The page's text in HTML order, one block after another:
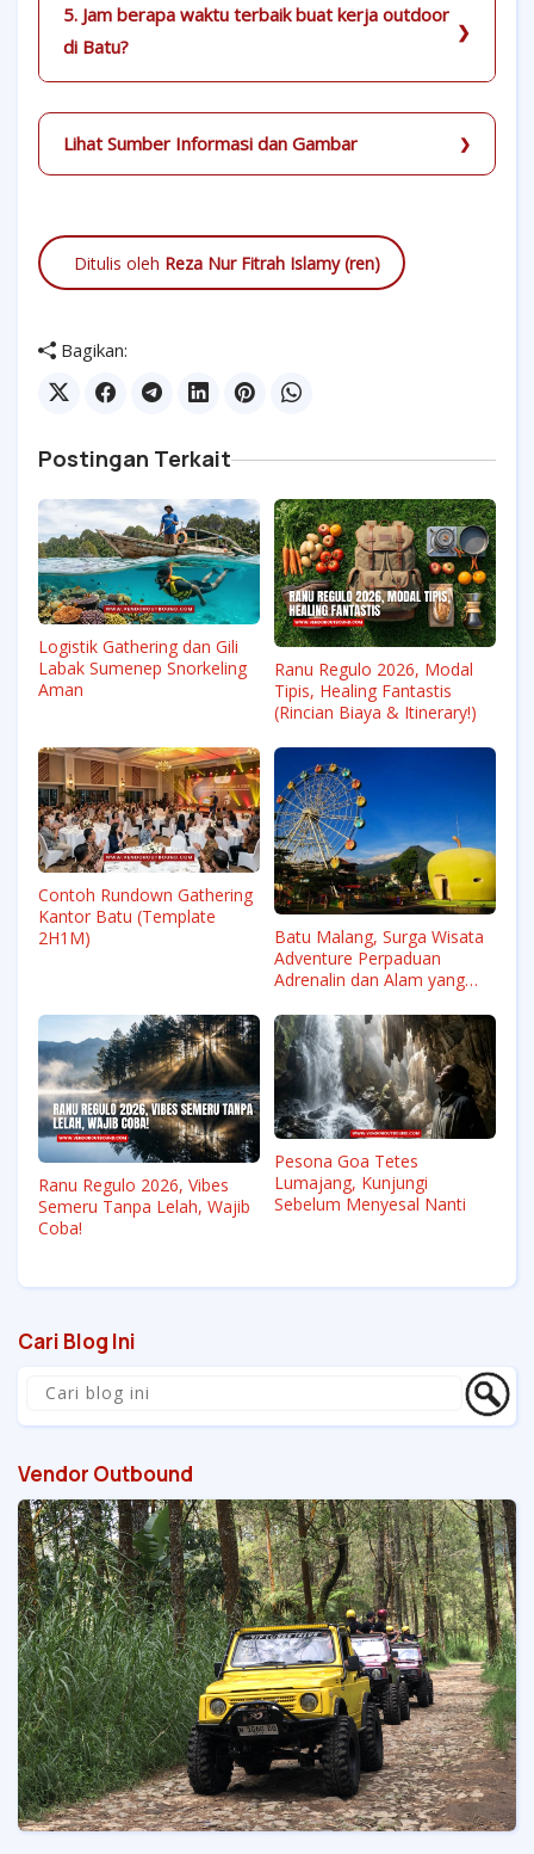
5. Jam berapa waktu terbaik buat kerja outdoor
di Batu?
Lihat Sumber Informasi dan Gambar
Ditulis oleh Reza Nur Fitrah Islamy (ren)
Bagikan:
Postingan Terkait
Logistik Gathering dan Gili
Labak Sumenep Snorkeling
Aman
Ranu Regulo 2026, Modal
Tipis, Healing Fantastis
(Rincian Biaya & Itinerary!)
Contoh Rundown Gathering
Kantor Batu (Template
2H1M)
Batu Malang, Surga Wisata
Adventure Perpaduan
Adrenalin dan Alam yang
Ranu Regulo 2026, Vibes
Semeru Tanpa Lelah, Wajib
Coba!
Pesona Goa Tetes
Lumajang, Kunjungi
Sebelum Menyesal Nanti
Cari Blog Ini
Vendor Outbound